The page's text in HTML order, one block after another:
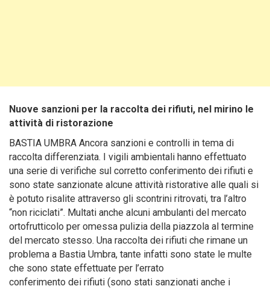
Nuove sanzioni per la raccolta dei rifiuti, nel mirino le
attività di ristorazione
BASTIA UMBRA Ancora sanzioni e controlli in tema di
raccolta differenziata. I vigili ambientali hanno effettuato
una serie di verifiche sul corretto conferimento dei rifiuti e
sono state sanzionate alcune attività ristorative alle quali si
è potuto risalite attraverso gli scontrini ritrovati, tra l’altro
“non riciclati”. Multati anche alcuni ambulanti del mercato
ortofrutticolo per omessa pulizia della piazzola al termine
del mercato stesso. Una raccolta dei rifiuti che rimane un
problema a Bastia Umbra, tante infatti sono state le multe
che sono state effettuate per l’errato
conferimento dei rifiuti (sono stati sanzionati anche i